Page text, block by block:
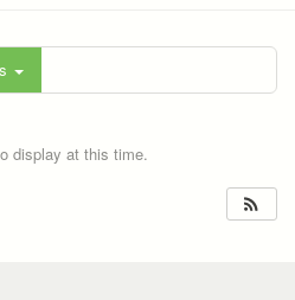
display at this time.